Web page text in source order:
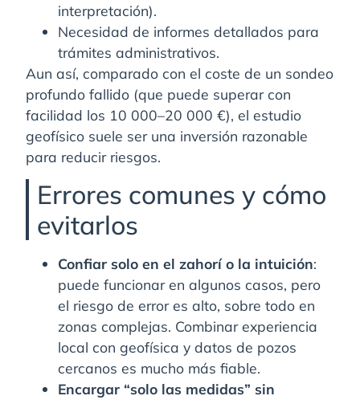
interpretación).
Necesidad de informes detallados para
trámites administrativos.
Aun así, comparado con el coste de un sondeo
profundo fallido (que puede superar con
facilidad los 10 000–20 000 €), el estudio
geofísico suele ser una inversión razonable
para reducir riesgos.
Errores comunes y cómo
evitarlos
Confiar solo en el zahorí o la intuición:
puede funcionar en algunos casos, pero
el riesgo de error es alto, sobre todo en
zonas complejas. Combinar experiencia
local con geofísica y datos de pozos
cercanos es mucho más fiable.
Encargar “solo las medidas” sin